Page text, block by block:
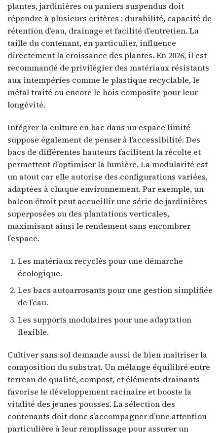
plantes, jardinières ou paniers suspendus doit
répondre à plusieurs critères : durabilité, capacité de
rétention d’eau, drainage et facilité d’entretien. La
taille du contenant, en particulier, influence
directement la croissance des plantes. En 2026, il est
recommandé de privilégier des matériaux résistants
aux intempéries comme le plastique recyclable, le
métal traité ou encore le bois composite pour leur
longévité.
Intégrer la culture en bac dans un espace limité
suppose également de penser à l’accessibilité. Des
bacs de différentes hauteurs facilitent la récolte et
permettent d’optimiser la lumière. La modularité est
un atout car elle autorise des configurations variées,
adaptées à chaque environnement. Par exemple, un
balcon étroit peut accueillir une série de jardinières
superposées ou des plantations verticales,
maximisant ainsi le rendement sans encombrer
l’espace.
Les matériaux recyclés pour une démarche
écologique.
Les bacs autoarrosants pour une gestion simplifiée
de l’eau.
Les supports modulaires pour une adaptation
flexible.
Cultiver sans sol demande aussi de bien maîtriser la
composition du substrat. Un mélange équilibré entre
terreau de qualité, compost, et éléments drainants
favorise le développement racinaire et booste la
vitalité des jeunes pousses. La sélection des
contenants doit donc s’accompagner d’une attention
particulière à leur remplissage pour assurer un